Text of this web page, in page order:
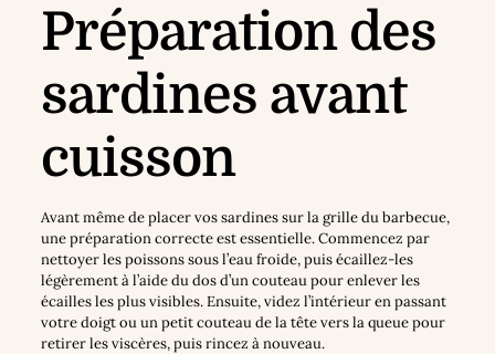
Préparation des
sardines avant
cuisson
Avant même de placer vos sardines sur la grille du barbecue,
une préparation correcte est essentielle. Commencez par
nettoyer les poissons sous l’eau froide, puis écaillez-les
légèrement à l’aide du dos d’un couteau pour enlever les
écailles les plus visibles. Ensuite, videz l’intérieur en passant
votre doigt ou un petit couteau de la tête vers la queue pour
retirer les viscères, puis rincez à nouveau.